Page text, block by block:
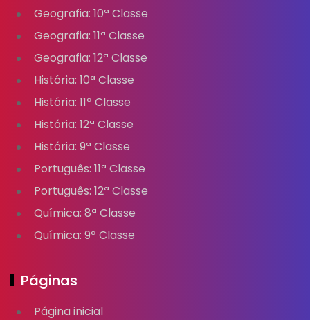
Geografia: 10ª Classe
Geografia: 11ª Classe
Geografia: 12ª Classe
História: 10ª Classe
História: 11ª Classe
História: 12ª Classe
História: 9ª Classe
Português: 11ª Classe
Português: 12ª Classe
Química: 8ª Classe
Química: 9ª Classe
Páginas
Página inicial